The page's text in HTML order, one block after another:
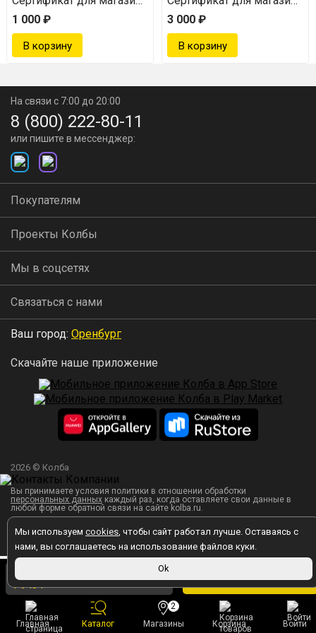
Главная Каталог Магазины
2
Корзина
Войти
1 940 ₽ В корзину
Покупка подарочного сертификата возможна
только за его номинал в рублях, скидки по
1 000 ₽
3 000 ₽
Мы используем cookies, чтобы сайт работал лучше. Оставаясь с
нами, вы соглашаетесь на использование файлов куки.
Ok
На связи с 7:00 до 20:00
8 (800) 222-80-11
или пишите в мессенджер:
Покупателям
Проекты Колбы
Мы в соцсетях
Связаться с нами
Ваш город: Оренбург
Скачайте наше приложение
2026 © Колба
Вы принимаете условия политики в отношении обработки
персональных данных каждый раз, когда оставляете свои данные в
любой форме обратной связи на сайте kolba.ru.